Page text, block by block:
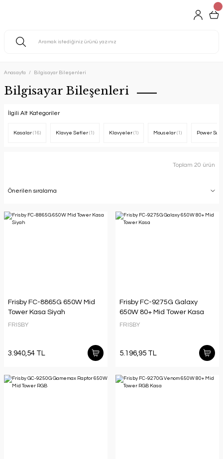
Anasayfa Bilgisayar Bileşenleri
Bilgisayar Bileşenleri
İlgili Alt Kategoriler
Kasalar (16) Klavye Setler (1) Klavyeler (1) Mouselar (1) Power
Toplam 20 ürün
Frisby FC-8865G 650W Mid
Tower Kasa Siyah
FRISBY
3.940,54 TL
Frisby FC-9275G Galaxy
650W 80+ Mid Tower Kasa
FRISBY
5.196,95 TL